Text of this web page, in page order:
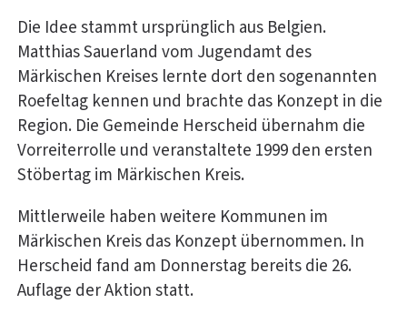
Die Idee stammt ursprünglich aus Belgien.
Matthias Sauerland vom Jugendamt des
Märkischen Kreises lernte dort den sogenannten
Roefeltag kennen und brachte das Konzept in die
Region. Die Gemeinde Herscheid übernahm die
Vorreiterrolle und veranstaltete 1999 den ersten
Stöbertag im Märkischen Kreis.
Mittlerweile haben weitere Kommunen im
Märkischen Kreis das Konzept übernommen. In
Herscheid fand am Donnerstag bereits die 26.
Auflage der Aktion statt.